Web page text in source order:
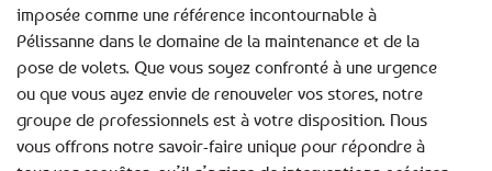
imposée comme une référence incontournable à
Pélissanne dans le domaine de la maintenance et de la
pose de volets. Que vous soyez confronté à une urgence
ou que vous ayez envie de renouveler vos stores, notre
groupe de professionnels est à votre disposition. Nous
vous offrons notre savoir-faire unique pour répondre à